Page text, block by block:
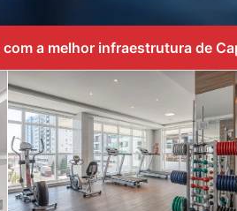
a melhor infraestrutura de